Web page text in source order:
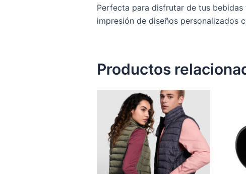
Perfecta para disfrutar de tus
impresión de diseños personalizados
Productos